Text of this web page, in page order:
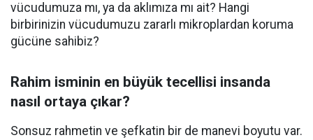
vücudumuza mı, ya da aklımıza mı ait? Hangi
birbirinizin vücudumuzu zararlı mikroplardan koruma
gücüne sahibiz?
Rahim isminin en büyük tecellisi insanda
nasıl ortaya çıkar?
Sonsuz rahmetin ve şefkatin bir de manevi boyutu var.